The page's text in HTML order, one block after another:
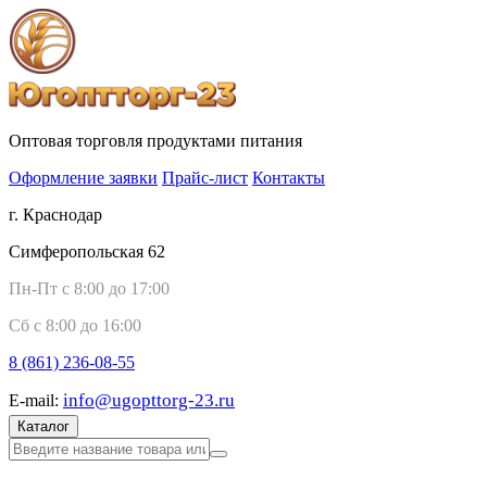
Оптовая торговля продуктами питания
Оформление заявки Прайс-лист Контакты
г. Краснодар
Симферопольская 62
Пн-Пт с 8:00 до 17:00
Сб с 8:00 до 16:00
8 (861) 236-08-55
E-mail: info@ugopttorg-23.ru
Каталог